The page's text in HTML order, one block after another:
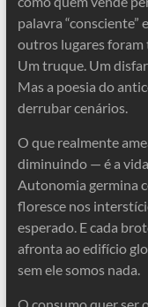
palavra
outros lugares foram
Um truque. Um
Mas a poesia do
derrubar cenários.
O que realmente
diminuindo — é a
Autonomia germina
floresce nos
esperado. E cada
afronta ao edifício
sem ele somos nada.